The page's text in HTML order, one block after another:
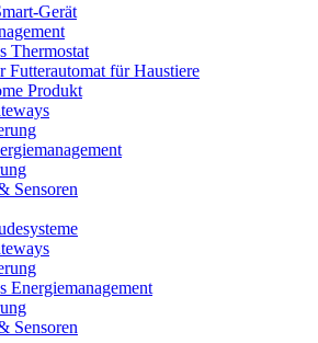
Gerät
Thermostat
Futterautomat für Haustiere
Produkt
Sensoren
Energiemanagement
Sensoren